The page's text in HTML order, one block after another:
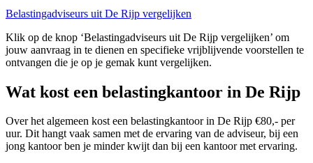
Belastingadviseurs uit De Rijp vergelijken
Klik op de knop ‘Belastingadviseurs uit De Rijp vergelijken’ om
jouw aanvraag in te dienen en specifieke vrijblijvende voorstellen te
ontvangen die je op je gemak kunt vergelijken.
Wat kost een belastingkantoor in De Rijp
Over het algemeen kost een belastingkantoor in De Rijp €80,- per
uur. Dit hangt vaak samen met de ervaring van de adviseur, bij een
jong kantoor ben je minder kwijt dan bij een kantoor met ervaring.